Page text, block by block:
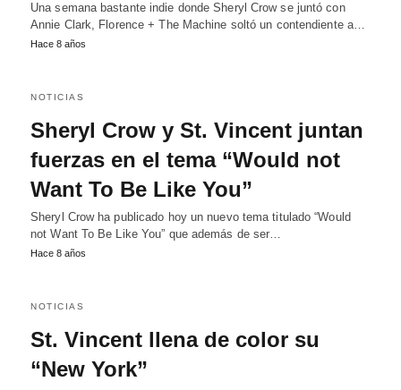
Una semana bastante indie donde Sheryl Crow se juntó con
Annie Clark, Florence + The Machine soltó un contendiente a…
Hace 8 años
NOTICIAS
Sheryl Crow y St. Vincent juntan
fuerzas en el tema “Would not
Want To Be Like You”
Sheryl Crow ha publicado hoy un nuevo tema titulado “Would
not Want To Be Like You” que además de ser…
Hace 8 años
NOTICIAS
St. Vincent llena de color su
“New York”